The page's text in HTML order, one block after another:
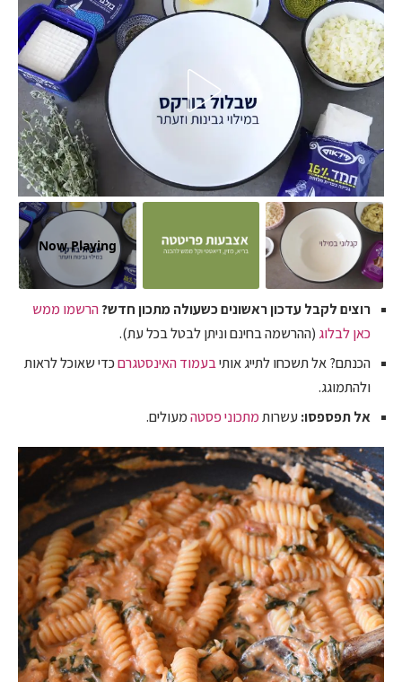
Now Playing
רוצים לקבל עדכון ראשונים כשעולה מתכון חדש?הרשמו ממש
כאן לבלוג(ההרשמה בחינם וניתן לבטל בכל עת).
הכנתם? אל תשכחו לתייג אותיבעמוד האינסטגרםכדי שאוכל לראות
ולהתמוגג.
אל תפספסו:עשרותמתכוני פסטהמעולים.